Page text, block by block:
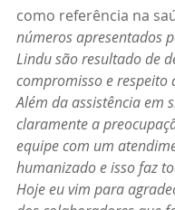
como referência na
números apresentados
Lindu são resultado de
compromisso e respeito
Além da assistência em
claramente a
equipe com um
humanizado e isso faz
Hoje eu vim para